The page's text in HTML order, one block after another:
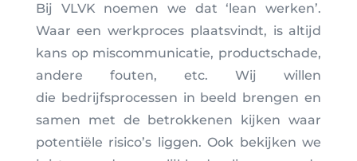
Bij VLVK noemen we dat ‘lean werken’.
Waar een werkproces plaatsvindt, is altijd
kans op miscommunicatie, productschade,
andere fouten, etc. Wij willen
die bedrijfsprocessen in beeld brengen en
samen met de betrokkenen kijken waar
potentiële risico’s liggen. Ook bekijken we